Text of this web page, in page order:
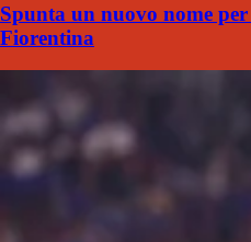
Spunta un nuovo nome
Fiorentina